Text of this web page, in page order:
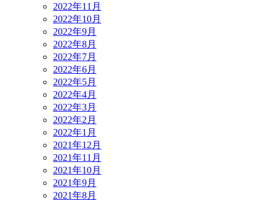
2022年11月
2022年10月
2022年9月
2022年8月
2022年7月
2022年6月
2022年5月
2022年4月
2022年3月
2022年2月
2022年1月
2021年12月
2021年11月
2021年10月
2021年9月
2021年8月